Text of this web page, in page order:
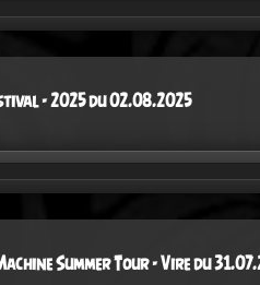
- 2025 du 02.08.2025
Summer Tour - Vire du